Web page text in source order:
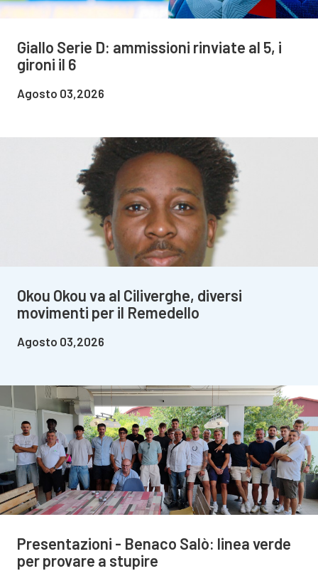
Giallo Serie D: ammissioni rinviate al 5, i
gironi il 6
Agosto 03,2026
Okou Okou va al Ciliverghe, diversi
movimenti per il Remedello
Agosto 03,2026
Presentazioni - Benaco Salò: linea verde
per provare a stupire